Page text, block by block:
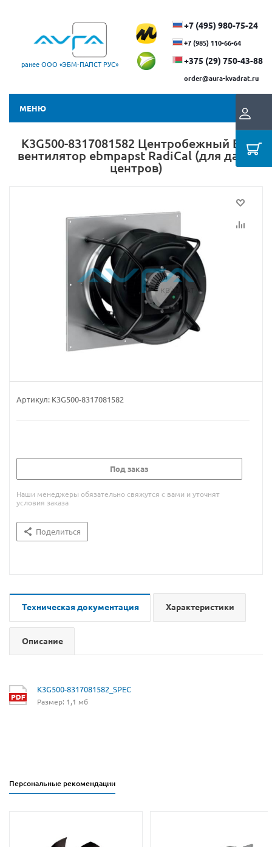
ранее ООО «ЭБМ‑ПАПСТ РУС»
+7 (495) 980-75-24
+7 (985) 110-66-64
+375 (29) ​750-43-88
order@aura-kvadrat.ru
МЕНЮ
K3G500-8317081582 Центробежный ЕС-
вентилятор ebmpapst RadiCal (для дата-
центров)
Артикул: K3G500-8317081582
Под заказ
Наши менеджеры обязательно свяжутся с вами и уточнят
условия заказа
Поделиться
Техническая документация Характеристики
Описание
K3G500-8317081582_SPEC
Размер: 1,1 мб
Персональные рекомендации